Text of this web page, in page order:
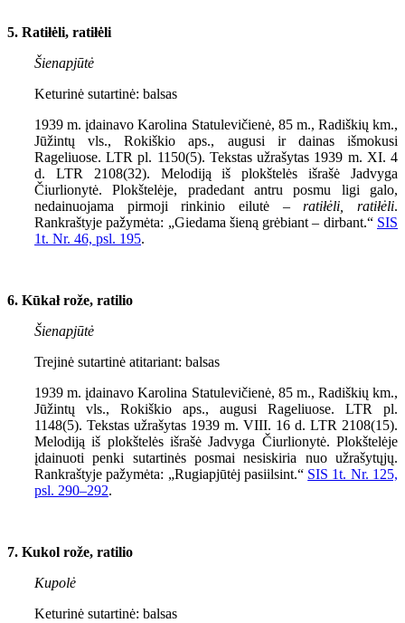
5. Ratiłėli, ratiłėli
Šienapjūtė
Keturinė sutartinė: balsas
1939 m. įdainavo Karolina Statulevičienė, 85 m., Radiškių km.,
Jūžintų vls., Rokiškio aps., augusi ir dainas išmokusi
Rageliuose. LTR pl. 1150(5). Tekstas užrašytas 1939 m. XI. 4
d. LTR 2108(32). Melodiją iš plokštelės išrašė Jadvyga
Čiurlionytė. Plokštelėje, pradedant antru posmu ligi galo,
nedainuojama pirmoji rinkinio eilutė –ratiłėli, ratiłėli.
Rankraštyje pažymėta: „Giedama šieną grėbiant – dirbant.“ SIS
1t. Nr. 46, psl. 195.
6. Kūkał rože, ratilio
Šienapjūtė
Trejinė sutartinė atitariant: balsas
1939 m. įdainavo Karolina Statulevičienė, 85 m., Radiškių km.,
Jūžintų vls., Rokiškio aps., augusi Rageliuose. LTR pl.
1148(5). Tekstas užrašytas 1939 m. VIII. 16 d. LTR 2108(15).
Melodiją iš plokštelės išrašė Jadvyga Čiurlionytė. Plokštelėje
įdainuoti penki sutartinės posmai nesiskiria nuo užrašytųjų.
Rankraštyje pažymėta: „Rugiapjūtėj pasiilsint.“ SIS 1t. Nr. 125,
psl. 290–292.
7. Kukol rože, ratilio
Kupolė
Keturinė sutartinė: balsas